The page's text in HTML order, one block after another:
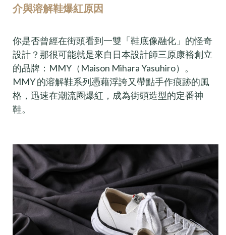
介與溶解鞋爆紅原因
你是否曾經在街頭看到一雙「鞋底像融化」的怪奇
設計？那很可能就是來自日本設計師三原康裕創立
的品牌：MMY（Maison Mihara Yasuhiro）。
MMY 的溶解鞋系列憑藉浮誇又帶點手作痕跡的風
格，迅速在潮流圈爆紅，成為街頭造型的定番神
鞋。